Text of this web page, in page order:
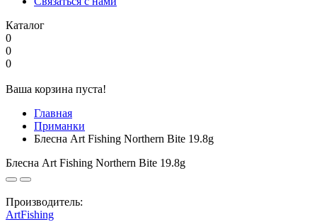
Каталог
0
0
0
Ваша корзина пуста!
Главная
Приманки
Блесна Art Fishing Northern Bite 19.8g
Блесна Art Fishing Northern Bite 19.8g
Производитель:
ArtFishing